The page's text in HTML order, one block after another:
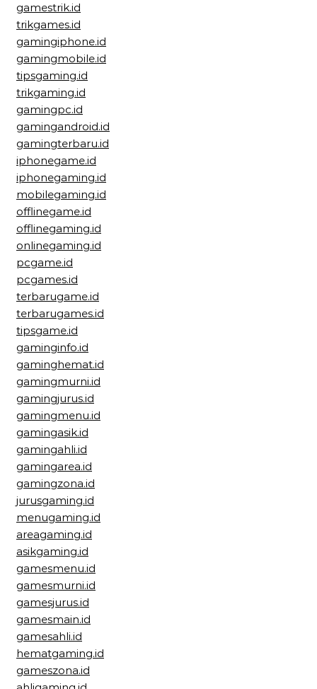
gamestrik.id
trikgames.id
gamingiphone.id
gamingmobile.id
tipsgaming.id
trikgaming.id
gamingpc.id
gamingandroid.id
gamingterbaru.id
iphonegame.id
iphonegaming.id
mobilegaming.id
offlinegame.id
offlinegaming.id
onlinegaming.id
pcgame.id
pcgames.id
terbarugame.id
terbarugames.id
tipsgame.id
gaminginfo.id
gaminghemat.id
gamingmurni.id
gamingjurus.id
gamingmenu.id
gamingasik.id
gamingahli.id
gamingarea.id
gamingzona.id
jurusgaming.id
menugaming.id
areagaming.id
asikgaming.id
gamesmenu.id
gamesmurni.id
gamesjurus.id
gamesmain.id
gamesahli.id
hematgaming.id
gameszona.id